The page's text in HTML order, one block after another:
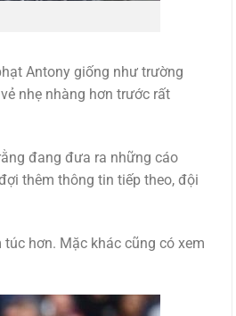
Antony giống như trường
nhẹ nhàng hơn trước rất
đang đưa ra những cáo
thêm thông tin tiếp theo, đội
hơn. Mặc khác cũng có xem